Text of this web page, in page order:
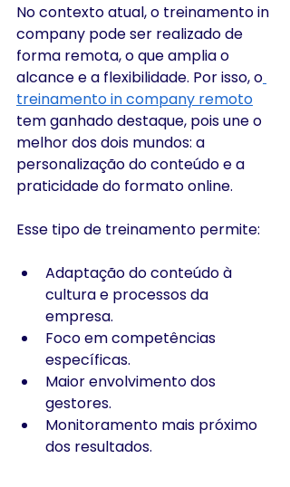
No contexto atual, o treinamento in
company pode ser realizado de
forma remota, o que amplia o
alcance e a flexibilidade. Por isso, o
treinamento in company remoto
tem ganhado destaque, pois une o
melhor dos dois mundos: a
personalização do conteúdo e a
praticidade do formato online.
Esse tipo de treinamento permite:
Adaptação do conteúdo à
cultura e processos da
empresa.
Foco em competências
específicas.
Maior envolvimento dos
gestores.
Monitoramento mais próximo
dos resultados.